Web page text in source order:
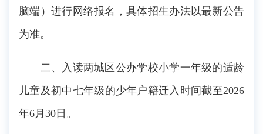
脑端）进行网络报名，具体招生办法以最新公告
为准。
二、入读两城区公办学校小学一年级的适龄
儿童及初中七年级的少年户籍迁入时间截至2026
年6月30日。